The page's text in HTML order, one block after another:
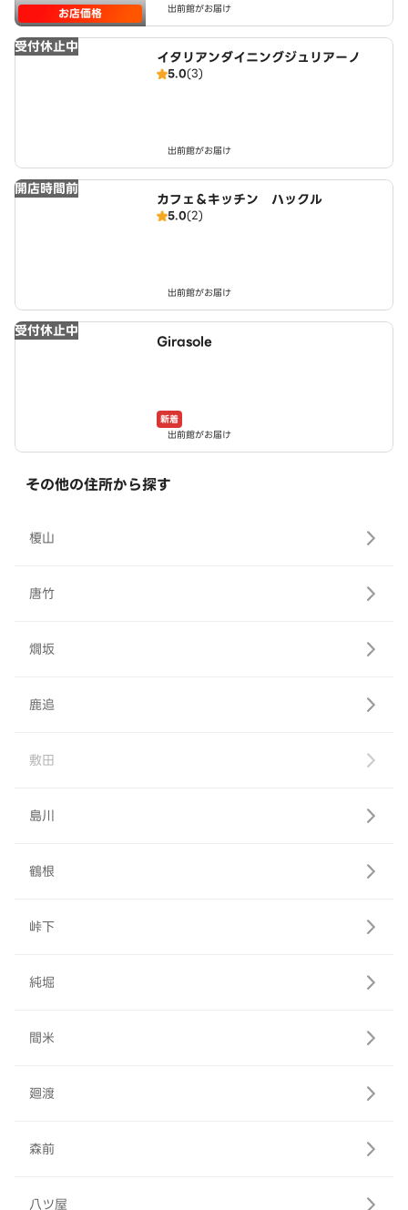
お店価格 出前館がお届け
受付休止中
イタリアンダイニングジュリアーノ
5.0(3)
出前館がお届け
開店時間前
カフェ＆キッチン ハックル
5.0(2)
出前館がお届け
受付休止中
Girasole
新着
出前館がお届け
その他の住所から探す
榎山
唐竹
燗坂
鹿追
敷田
島川
鶴根
峠下
純堀
間米
廻渡
森前
八ツ屋